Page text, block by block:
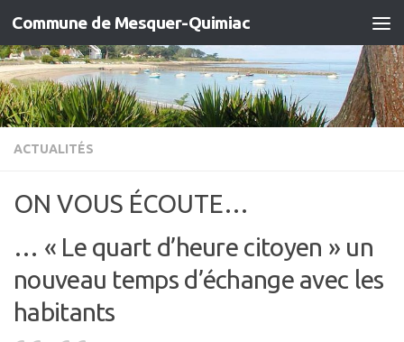
Skip to content
Commune de Mesquer-Quimiac
ACTUALITÉS
ON VOUS ÉCOUTE…
… « Le quart d’heure citoyen » un
nouveau temps d’échange avec les
habitants